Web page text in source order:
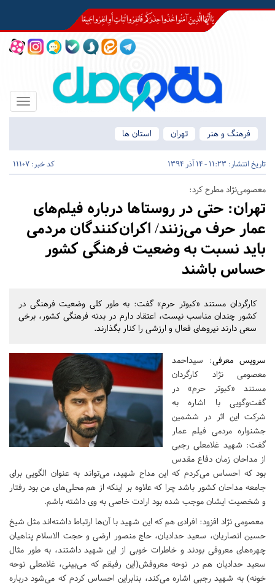
Toggle
فرهنگ و هنر
تهران استان ها
تاریخ انتشار: 11:23 - 14 آذر 1394 کد خبر: 11107
معصومی‌نژاد مطرح کرد:
تهران: حتی در روستاها درباره فیلم‌های
عمار حرف می‌زنند/ اکران‌کنندگان مردمی
باید نسبت به وضعیت فرهنگی کشور
حساس باشند
کارگردان مستند «کبوتر حرم» گفت: به طور کلی وضعیت فرهنگی در
کشور چندان مناسب نیست، اعتقاد دارم در بدنه فرهنگی کشور، برخی
سعی دارند نیروهای فعال و ارزشی را کنار بگذارند.
سرویس معرفی: سیداحمد
معصومی نژاد کارگردان
مستند «کبوتر حرم» در
گفت‌وگویی با اشاره به
شرکت این اثر در ششمین
جشنواره مردمی فیلم عمار
گفت: شهید غلامعلی رجبی
از مداحان زمان دفاع مقدس
بود که احساس می‌کردم که این مداح شهید، می‌تواند به عنوان الگویی برای
جامعه مداحان کشور باشد چرا که علاوه بر اینکه از هم محلی‌های من بود رفتار
و شخصیت‌ ایشان موجب شده بود ارادت خاصی به وی داشته باشم.
معصومی نژاد افزود: افرادی هم که این شهید با آن‌ها ارتباط داشته‌اند مثل شیخ
حسین انصاریان، سعید حدادیان، حاج منصور ارضی و حجت الاسلام پناهیان
چهره‌های معروفی بودند و خاطرات خوبی از این شهید داشتند، به طور مثال
سعید حدادیان هم در نوحه معروفش(این رفیقم که می‌بینی، غلامعلی نوحه
خونه) به شهید رجبی اشاره می‌کند، بنابراین احساس کردم که می‌شود درباره